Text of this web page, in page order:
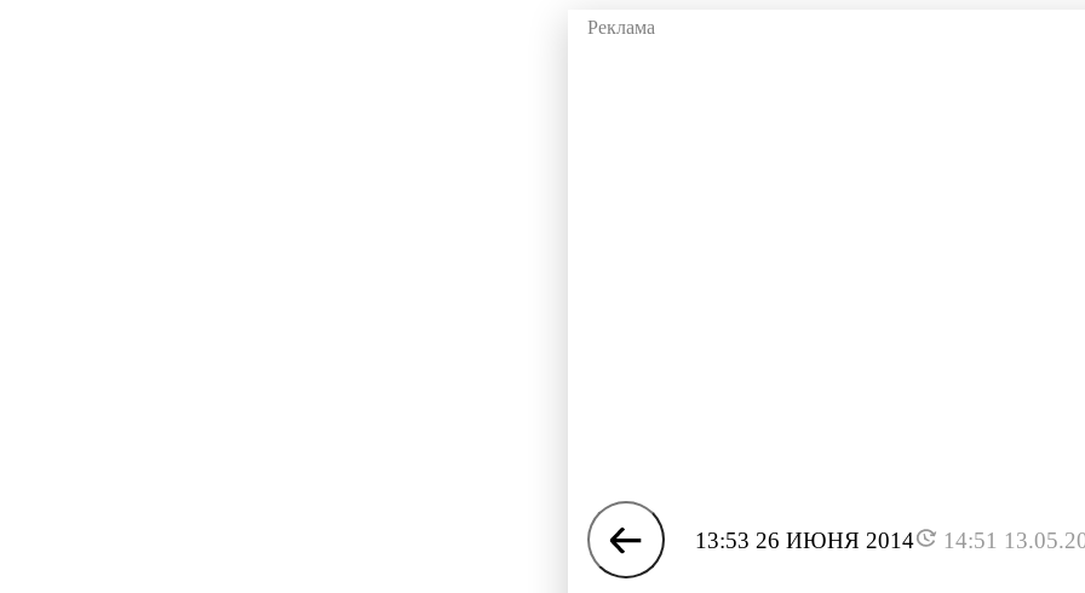
13:53 26 ИЮНЯ 2014 14:51